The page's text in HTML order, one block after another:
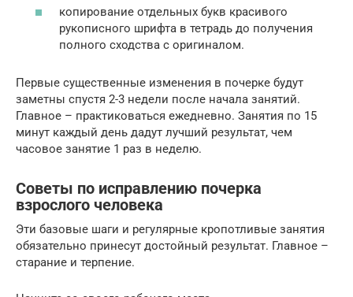
копирование отдельных букв красивого
рукописного шрифта в тетрадь до получения
полного сходства с оригиналом.
Первые существенные изменения в почерке будут
заметны спустя 2-3 недели после начала занятий.
Главное – практиковаться ежедневно. Занятия по 15
минут каждый день дадут лучший результат, чем
часовое занятие 1 раз в неделю.
Советы по исправлению почерка
взрослого человека
Эти базовые шаги и регулярные кропотливые занятия
обязательно принесут достойный результат. Главное –
старание и терпение.